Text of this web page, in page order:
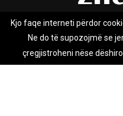
Rreth nesh
Zhurnal.mk është Agjenci e
Kjo faqe interneti përdor
Ne do të supozojmë se
çregjistroheni nëse